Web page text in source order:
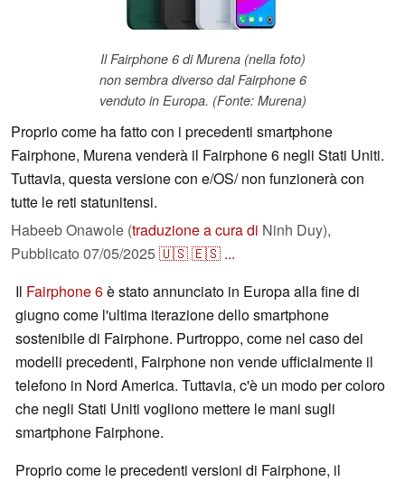
Il Fairphone 6 di Murena (nella foto)
non sembra diverso dal Fairphone 6
venduto in Europa. (Fonte: Murena)
Proprio come ha fatto con i precedenti smartphone
Fairphone, Murena venderà il Fairphone 6 negli Stati Uniti.
Tuttavia, questa versione con e/OS/ non funzionerà con
tutte le reti statunitensi.
Habeeb Onawole (traduzione a cura di Ninh Duy),
Pubblicato 07/05/2025🇺🇸🇪🇸 ...
Il Fairphone 6è stato annunciato in Europa alla fine di
giugno come l'ultima iterazione dello smartphone
sostenibile di Fairphone. Purtroppo, come nel caso dei
modelli precedenti, Fairphone non vende ufficialmente il
telefono in Nord America. Tuttavia, c'è un modo per coloro
che negli Stati Uniti vogliono mettere le mani sugli
smartphone Fairphone.
Proprio come le precedenti versioni di Fairphone, il